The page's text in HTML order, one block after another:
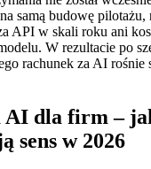
samą budowę
API w skali roku ani
W rezultacie po
rachunek za AI rośnie
AI dla firm –
sens w 2026